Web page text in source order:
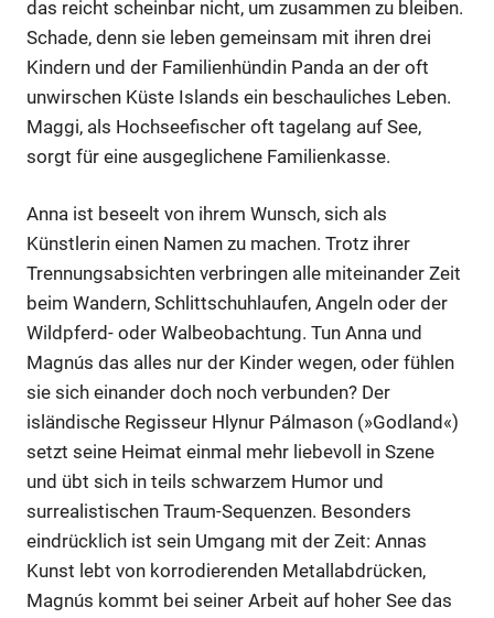
das reicht scheinbar nicht, um zusammen zu bleiben.
Schade, denn sie leben gemeinsam mit ihren drei
Kindern und der Familienhündin Panda an der oft
unwirschen Küste Islands ein beschauliches Leben.
Maggi, als Hochseefischer oft tagelang auf See,
sorgt für eine ausgeglichene Familienkasse.
Anna ist beseelt von ihrem Wunsch, sich als
Künstlerin einen Namen zu machen. Trotz ihrer
Trennungsabsichten verbringen alle miteinander Zeit
beim Wandern, Schlittschuhlaufen, Angeln oder der
Wildpferd- oder Walbeobachtung. Tun Anna und
Magnús das alles nur der Kinder wegen, oder fühlen
sie sich einander doch noch verbunden? Der
isländische Regisseur Hlynur Pálmason (»Godland«)
setzt seine Heimat einmal mehr liebevoll in Szene
und übt sich in teils schwarzem Humor und
surrealistischen Traum-Sequenzen. Besonders
eindrücklich ist sein Umgang mit der Zeit: Annas
Kunst lebt von korrodierenden Metallabdrücken,
Magnús kommt bei seiner Arbeit auf hoher See das